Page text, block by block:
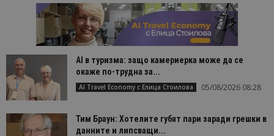
AI в туризма: защо камериерка може да се
окаже по-трудна за...
AI Travel Economy с Елица Стоилова 05/08/2026 08:28
Тим Браун: Хотелите губят пари заради грешки в
данните и липсващи...